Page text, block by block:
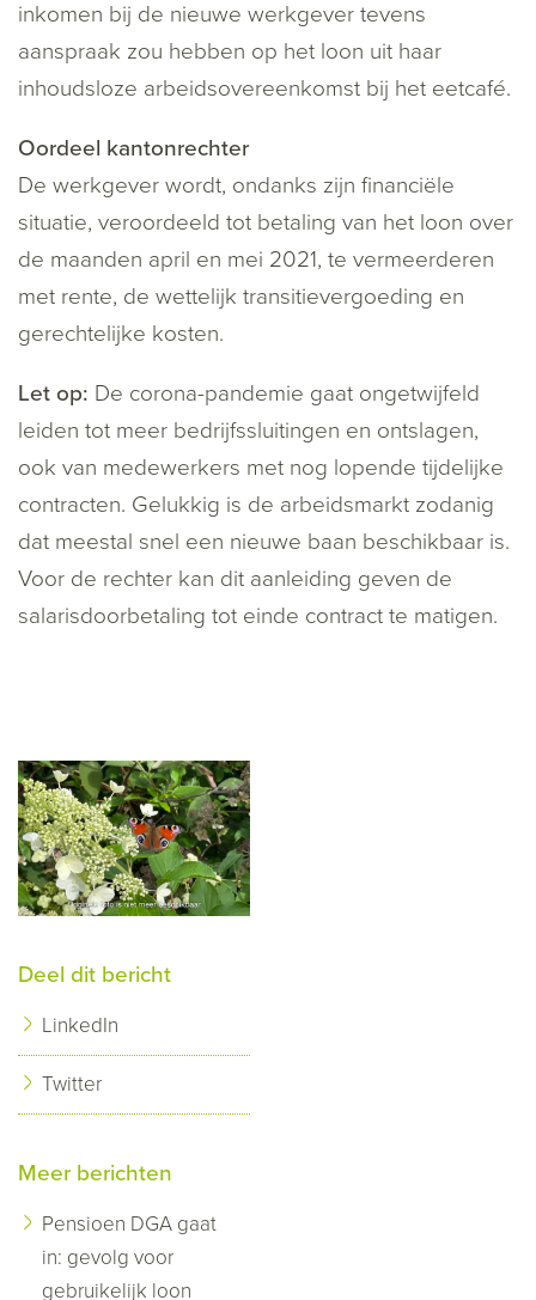
inkomen bij de nieuwe werkgever tevens
aanspraak zou hebben op het loon uit haar
inhoudsloze arbeidsovereenkomst bij het eetcafé.
Oordeel kantonrechter
De werkgever wordt, ondanks zijn financiële
situatie, veroordeeld tot betaling van het loon over
de maanden april en mei 2021, te vermeerderen
met rente, de wettelijk transitievergoeding en
gerechtelijke kosten.
Let op: De corona-pandemie gaat ongetwijfeld
leiden tot meer bedrijfssluitingen en ontslagen,
ook van medewerkers met nog lopende tijdelijke
contracten. Gelukkig is de arbeidsmarkt zodanig
dat meestal snel een nieuwe baan beschikbaar is.
Voor de rechter kan dit aanleiding geven de
salarisdoorbetaling tot einde contract te matigen.
Deel dit bericht
LinkedIn
Twitter
Meer berichten
Pensioen DGA gaat
in: gevolg voor
gebruikelijk loon